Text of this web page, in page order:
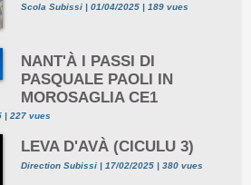
Scola Subissi | 01/04/2025 | 189 vues
NANT'À I PASSI DI
PASQUALE PAOLI IN
MOROSAGLIA CE1
| 227 vues
LEVA D'AVÀ (CICULU 3)
Direction Subissi | 17/02/2025 | 380 vues